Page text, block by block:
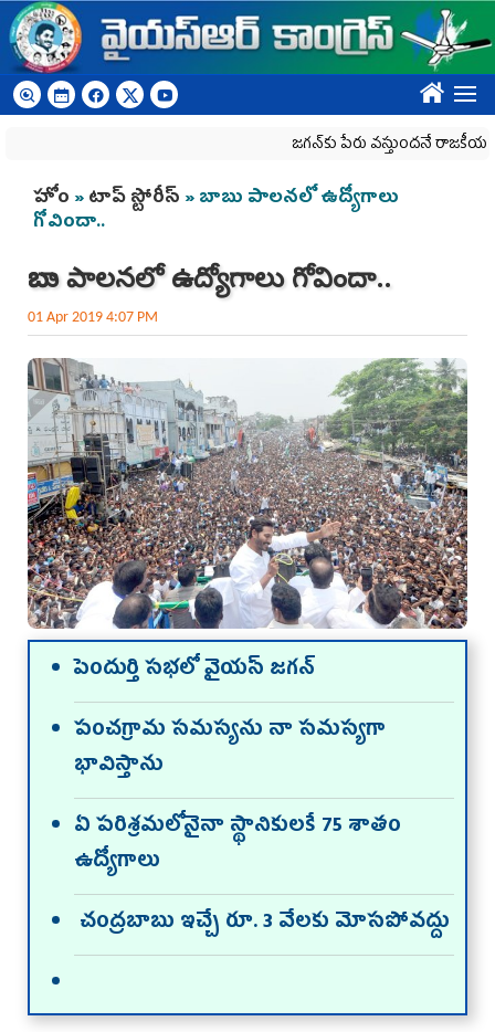
Skip to main content
????
జగన్‌కు పేరు వస్తుందనే రాజకీయ కక్షతో దిశ
You are here
హోం »టాప్ స్టోరీస్ » బాబు పాలనలో ఉద్యోగాలు
గోవిందా..
బాబు పాలనలో ఉద్యోగాలు గోవిందా..
01 Apr 2019 4:07 PM
పెందుర్తి సభలో వైయస్ జగన్
పంచగ్రామ సమస్యను నా సమస్యగా
భావిస్తాను
ఏ పరిశ్రమలోనైనా స్థానికులకే 75 శాతం
ఉద్యోగాలు
చంద్రబాబు ఇచ్చే రూ. 3 వేలకు మోసపోవద్దు